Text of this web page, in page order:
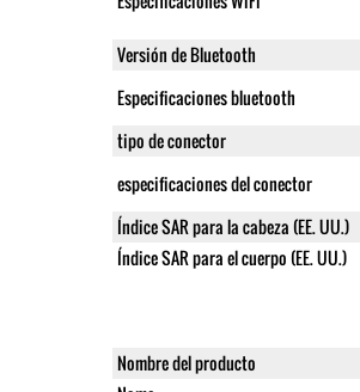
Versión de Bluetooth
Especificaciones bluetooth
tipo de conector
especificaciones del conector
Índice SAR para la cabeza (EE. UU.)
Índice SAR para el cuerpo (EE. UU.)
Nombre del producto